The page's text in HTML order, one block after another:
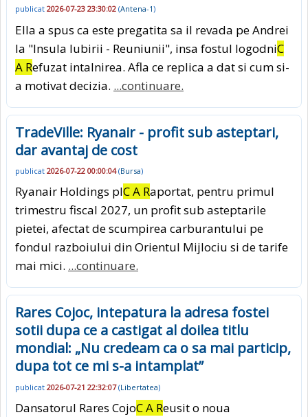
publicat 2026-07-23 23:30:02 (Antena-1)
Ella a spus ca este pregatita sa il revada pe Andrei
la "Insula Iubirii - Reuniunii", insa fostul logodniC
A Refuzat intalnirea. Afla ce replica a dat si cum si-
a motivat decizia. ...continuare.
TradeVille: Ryanair - profit sub asteptari,
dar avantaj de cost
publicat 2026-07-22 00:00:04(Bursa)
Ryanair Holdings plC A Raportat, pentru primul
trimestru fiscal 2027, un profit sub asteptarile
pietei, afectat de scumpirea carburantului pe
fondul razboiului din Orientul Mijlociu si de tarife
mai mici. ...continuare.
Rares Cojoc, intepatura la adresa fostei
sotii dupa ce a castigat al doilea titlu
mondial: „Nu credeam ca o sa mai particip,
dupa tot ce mi s-a intamplat”
publicat 2026-07-21 22:32:07(Libertatea)
Dansatorul Rares CojoC A Reusit o noua